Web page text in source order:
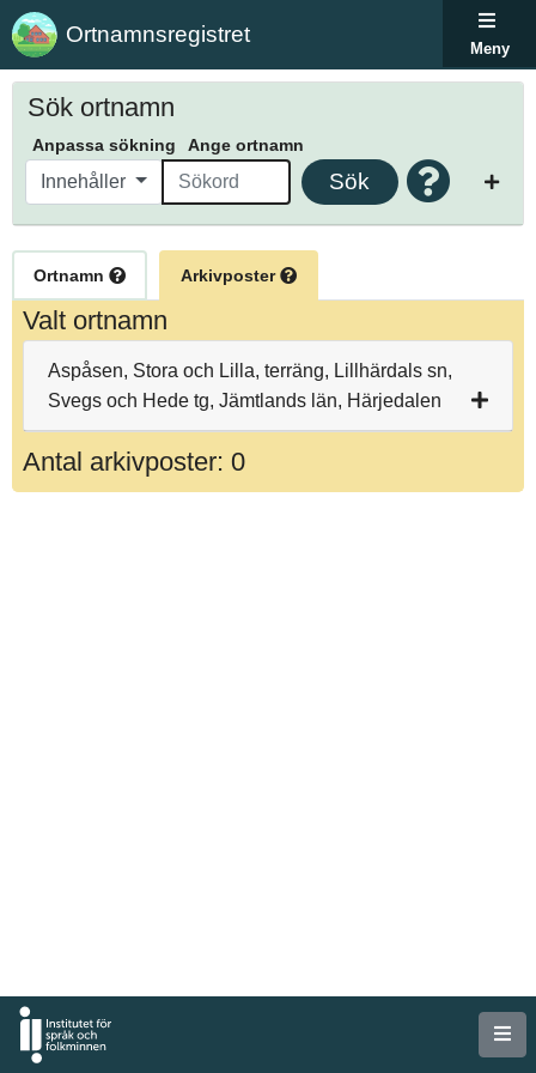
Ortnamnsregistret
Meny
Sök ortnamn
Anpassa sökning Ange ortnamn
Innehåller Sök
Ortnamn Arkivposter
Valt ortnamn
Aspåsen, Stora och Lilla, terräng, Lillhärdals sn,
Svegs och Hede tg, Jämtlands län, Härjedalen
Antal arkivposter: 0